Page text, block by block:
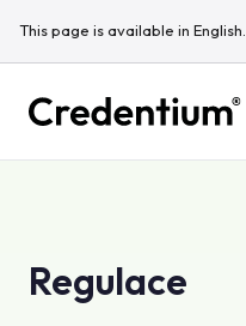
This page is available in English.
Proč Credentium
Pro univerzity
Regulace